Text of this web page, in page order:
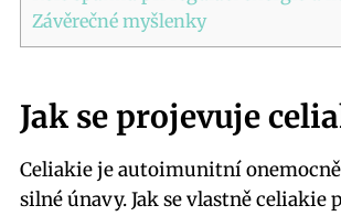
Závěrečné myšlenky
Jak se projevuje
Celiakie je autoimunitní
silné únavy. Jak se vlastně